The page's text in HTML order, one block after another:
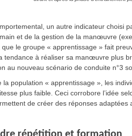
un autre indicateur choisi
et de la gestion de la manœuvre
que le groupe « apprentissage » fait
tendance à réaliser sa manœuvre plus
au nouveau scénario de conduite n°3
la population « apprentissage », les
plus faible. Ceci corrobore l’idée
de créer des réponses